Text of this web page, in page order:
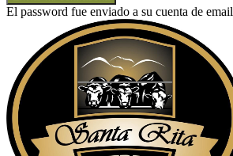
El password fue enviado a su cuenta de email